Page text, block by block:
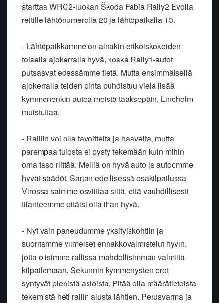
starttaa WRC2-luokan Škoda Fabia Rally2 Evolla
reitille lähtönumerolla 20 ja lähtöpaikalla 13.
- Lähtöpaikkamme on ainakin erikoiskokeiden
toisella ajokerralla hyvä, koska Rally1-autot
putsaavat edessämme tietä. Mutta ensimmäisellä
ajokerralla teiden pinta puhdistuu vielä lisää
kymmenenkin autoa meistä taaksepäin, Lindholm
muistuttaa.
- Ralliin voi olla tavoitteita ja haaveita, mutta
parempaa tulosta ei pysty tekemään kuin mihin
oma taso riittää. Meillä on hyvä auto ja autoomme
hyvät säädöt. Sarjan edellisessä osakilpailussa
Virossa saimme osviittaa siitä, että vauhdillisesti
tilanteemme pitäisi olla ihan hyvä.
- Nyt vain paneudumme yksityiskohtiin ja
suoritamme viimeiset ennakkovalmistelut hyvin,
jotta olisimme rallissa mahdollisimman valmiita
kilpailemaan. Sekunnin kymmenysten erot
syntyvät pienistä asioista. Pitää olla määrätietoista
tekemistä heti rallin alusta lähtien. Perusvarma ja